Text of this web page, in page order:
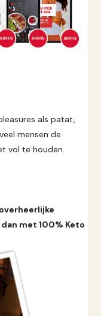
als patat,
mensen de
vol te houden.
met 100% Keto